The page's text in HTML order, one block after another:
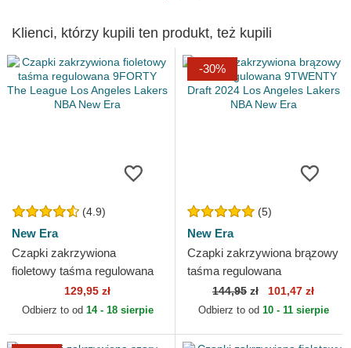
Klienci, którzy kupili ten produkt, też kupili
(4.9)
New Era
Czapki zakrzywiona
fioletowy taśma regulowana
9FORTY The League Los
Angeles Lakers NBA New
129,95 zł
Odbierz to od 14 - 18 sierpie
-30%
(5)
New Era
Czapki zakrzywiona brązowy
taśma regulowana
9TWENTY Draft 2024 Los
Angeles Lakers NBA New
144,95 zł 101,47 zł
Odbierz to od 10 - 11 sierpie